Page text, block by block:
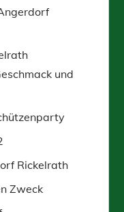
und
Rickelrath
Zweck